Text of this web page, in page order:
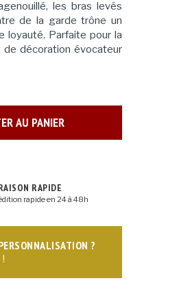
les bras levés
de la garde trône un
loyauté. Parfaite pour la
de décoration évocateur
AU PANIER
RAPIDE
rapide en 24 à 48h
?